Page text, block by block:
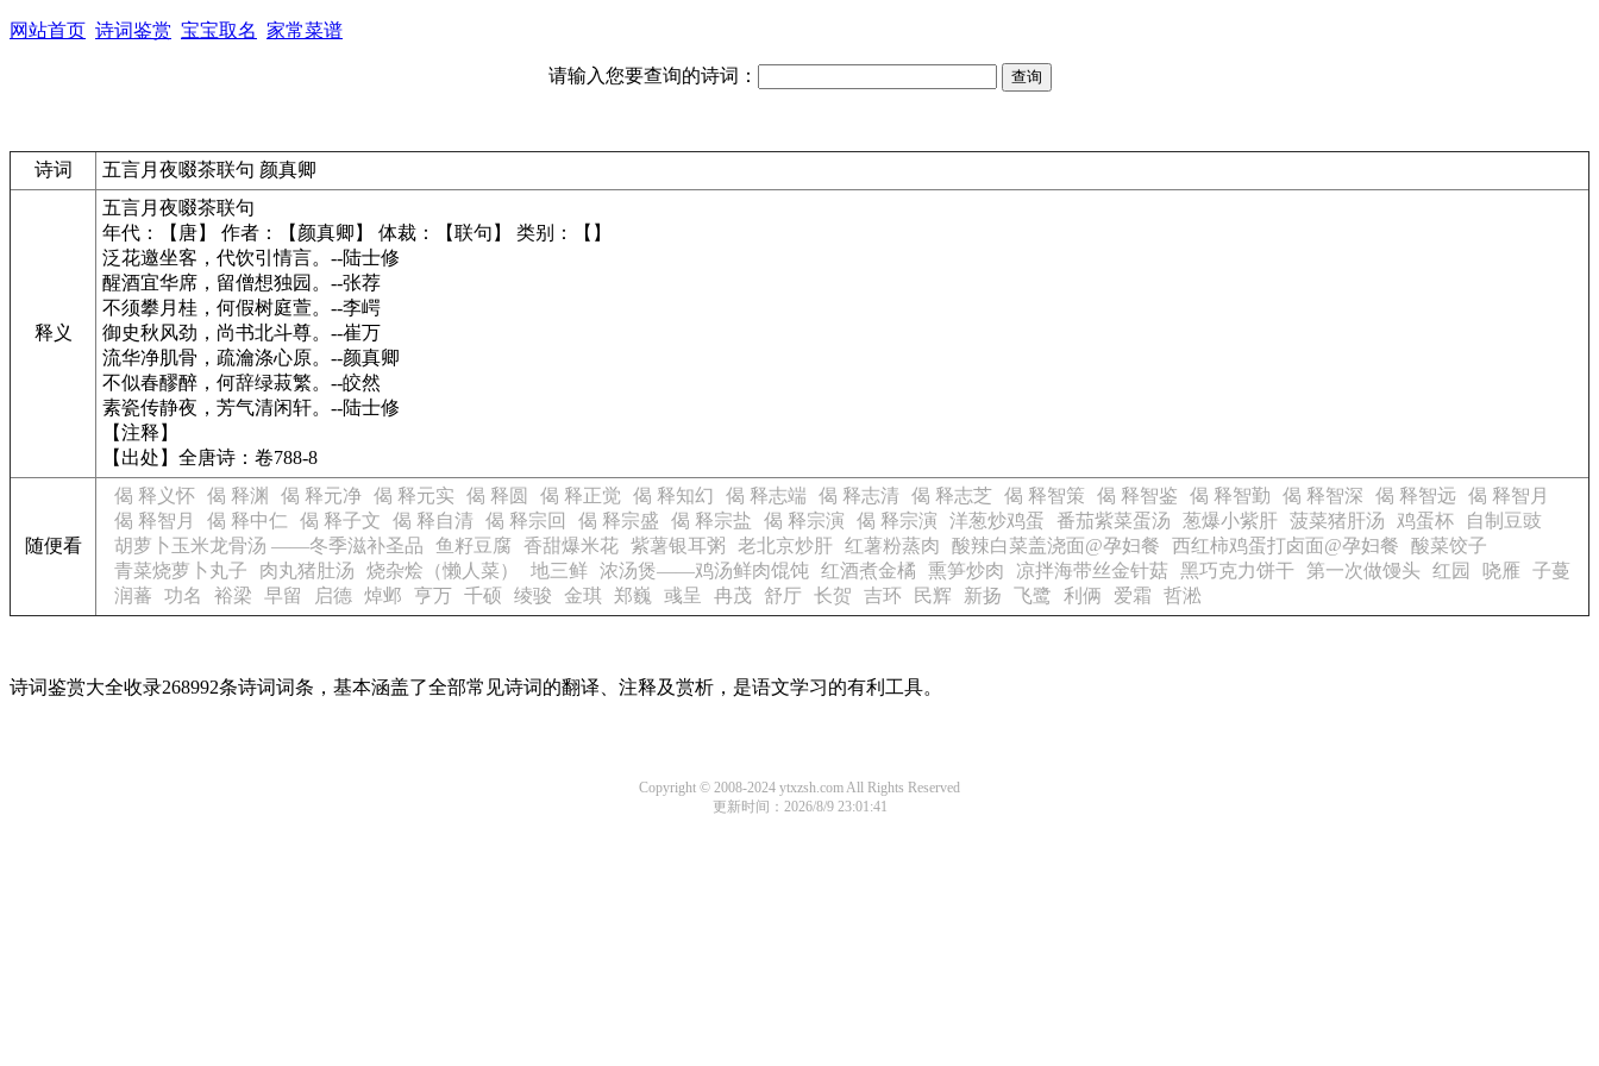
网站首页 诗词鉴赏 宝宝取名 家常菜谱
请输入您要查询的诗词：
诗词 五言月夜啜茶联句 颜真卿
释义
五言月夜啜茶联句
年代：【唐】 作者：【颜真卿】 体裁：【联句】 类别：【】
泛花邀坐客，代饮引情言。--陆士修
醒酒宜华席，留僧想独园。--张荐
不须攀月桂，何假树庭萱。--李崿
御史秋风劲，尚书北斗尊。--崔万
流华净肌骨，疏瀹涤心原。--颜真卿
不似春醪醉，何辞绿菽繁。--皎然
素瓷传静夜，芳气清闲轩。--陆士修
【注释】
【出处】全唐诗：卷788-8
随便看
偈 释义怀 偈 释渊 偈 释元净 偈 释元实 偈 释圆 偈 释正觉 偈 释知幻 偈 释志端 偈 释志清 偈 释志芝 偈 释智策 偈 释智鉴 偈 释智勤 偈 释智深 偈 释智远
偈 释智月
偈 释智月
偈 释中仁 偈 释子文 偈 释自清 偈 释宗回 偈 释宗盛 偈 释宗盐 偈 释宗演 偈 释宗演 洋葱炒鸡蛋 番茄紫菜蛋汤 葱爆小紫肝 菠菜猪肝汤 鸡蛋杯
自制豆豉
胡萝卜玉米龙骨汤 ——冬季滋补圣品
鱼籽豆腐 香甜爆米花 紫薯银耳粥 老北京炒肝 红薯粉蒸肉 酸辣白菜盖浇面@孕妇餐 西红柿鸡蛋打卤面@孕妇餐
酸菜饺子
青菜烧萝卜丸子
肉丸猪肚汤 烧杂烩（懒人菜） 地三鲜 浓汤煲——鸡汤鲜肉馄饨 红酒煮金橘 熏笋炒肉 凉拌海带丝金针菇 黑巧克力饼干 第一次做馒头 红园 哓雁
子蔓
润蕃
功名 裕梁 早留 启德 焯邺 亨万 千硕 绫骏 金琪 郑巍 彧呈 冉茂 舒厅 长贺 吉环 民辉 新扬 飞鹭 利俩 爱霜 哲淞
诗词鉴赏大全收录268992条诗词词条，基本涵盖了全部常见诗词的翻译、注释及赏析，是语文学习的有利工具。
Copyright © 2008-2024 ytxzsh.com All Rights Reserved
更新时间：2026/8/9 23:01:41